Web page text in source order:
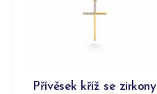
Přívěsek kříž se zirkony